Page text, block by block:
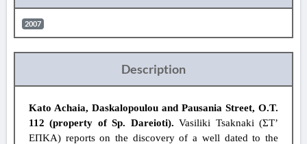
2007
Description
Kato Achaia, Daskalopoulou and Pausania Street, O.T.
112 (property of Sp. Dareioti). Vasiliki Tsaknaki (ΣΤ’
ΕΠΚΑ) reports on the discovery of a well dated to the